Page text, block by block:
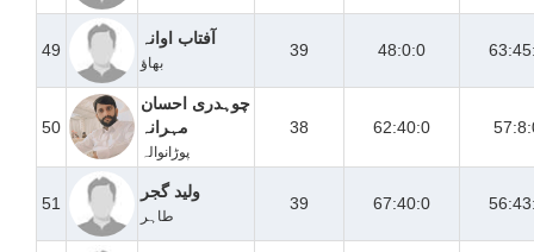
49
آفتاب اوانہ
بھاؤ
39 48:0:0
50
چوہدری احسان
مہرانہ
پوڑانوالہ
38 62:40:0
51
ولید گجر
طاہر
39 67:40:0